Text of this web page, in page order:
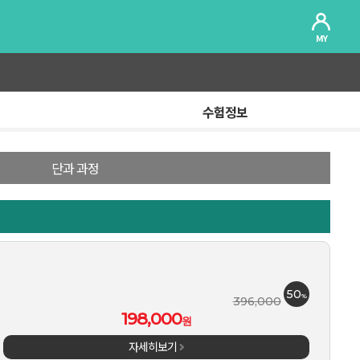
MY
수험정보
단과 과정
396,000 50%
198,000원
자세히보기